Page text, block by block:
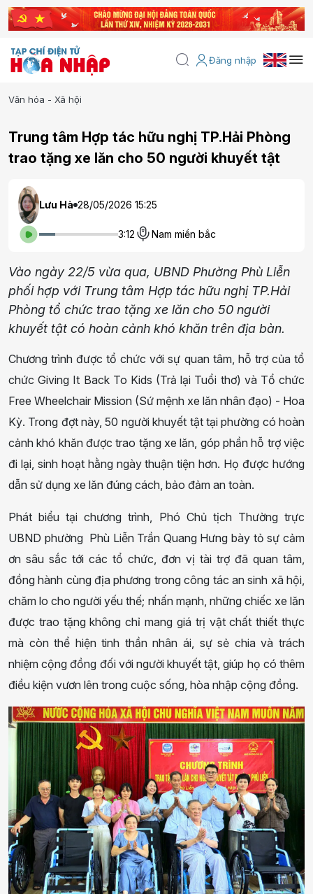
Đăng nhập
Văn hóa - Xã hội
Trung tâm Hợp tác hữu nghị TP.Hải Phòng
trao tặng xe lăn cho 50 người khuyết tật
Lưu Hà 28/05/2026 15:25
3:12 Nam miền bắc
Vào ngày 22/5 vừa qua, UBND Phường Phù Liễn
phối hợp với Trung tâm Hợp tác hữu nghị TP.Hải
Phòng tổ chức trao tặng xe lăn cho 50 người
khuyết tật có hoàn cảnh khó khăn trên địa bàn.
Chương trình được tổ chức với sự quan tâm, hỗ trợ của tổ
chức Giving It Back To Kids (Trả lại Tuổi thơ) và Tổ chức
Free Wheelchair Mission (Sứ mệnh xe lăn nhân đạo) - Hoa
Kỳ. Trong đợt này, 50 người khuyết tật tại phường có hoàn
cảnh khó khăn được trao tặng xe lăn, góp phần hỗ trợ việc
đi lại, sinh hoạt hằng ngày thuận tiện hơn. Họ được hướng
dẫn sử dụng xe lăn đúng cách, bảo đảm an toàn.
Phát biểu tại chương trình, Phó Chủ tịch Thường trực
UBND phường Phù Liễn Trần Quang Hưng bày tỏ sự cảm
ơn sâu sắc tới các tổ chức, đơn vị tài trợ đã quan tâm,
đồng hành cùng địa phương trong công tác an sinh xã hội,
chăm lo cho người yếu thế; nhấn mạnh, những chiếc xe lăn
được trao tặng không chỉ mang giá trị vật chất thiết thực
mà còn thể hiện tinh thần nhân ái, sự sẻ chia và trách
nhiệm cộng đồng đối với người khuyết tật, giúp họ có thêm
điều kiện vươn lên trong cuộc sống, hòa nhập cộng đồng.